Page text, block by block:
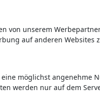
Resilienz
von unserem
auf anderen
möglichst
werden nur auf dem